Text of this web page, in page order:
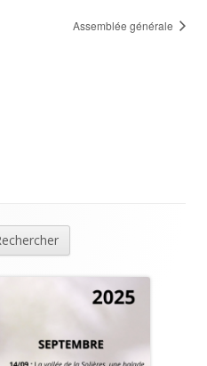
Assemblée générale